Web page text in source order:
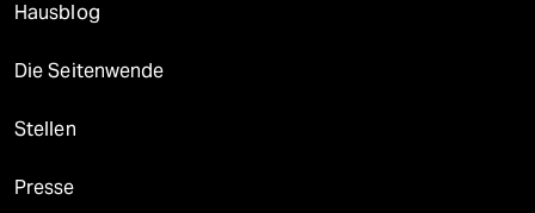
Hausblog
Die Seitenwende
Stellen
Presse